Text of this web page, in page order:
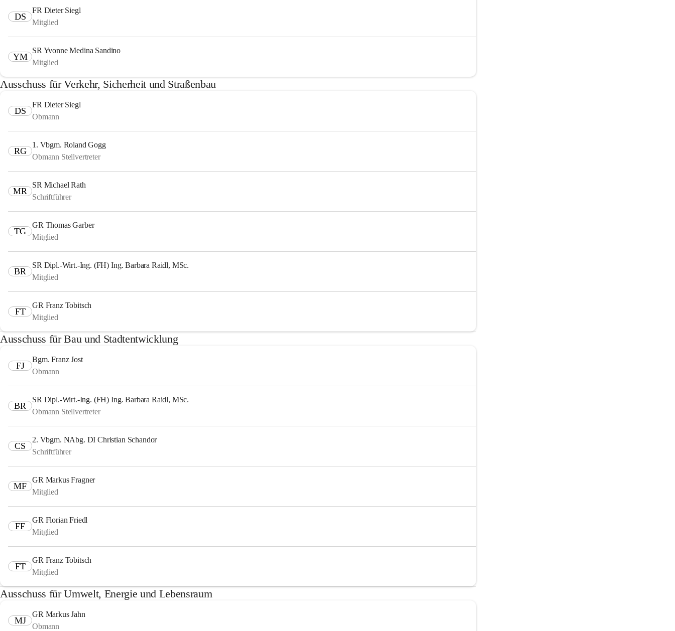
DS
FR Dieter Siegl
Mitglied
YM
SR Yvonne Medina Sandino
Mitglied
Ausschuss für Verkehr, Sicherheit und Straßenbau
DS
FR Dieter Siegl
Obmann
RG
1. Vbgm. Roland Gogg
Obmann Stellvertreter
MR
SR Michael Rath
Schriftführer
TG
GR Thomas Garber
Mitglied
BR
SR Dipl.-Wirt.-Ing. (FH) Ing. Barbara Raidl, MSc.
Mitglied
FT
GR Franz Tobitsch
Mitglied
Ausschuss für Bau und Stadtentwicklung
FJ
Bgm. Franz Jost
Obmann
BR
SR Dipl.-Wirt.-Ing. (FH) Ing. Barbara Raidl, MSc.
Obmann Stellvertreter
CS
2. Vbgm. NAbg. DI Christian Schandor
Schriftführer
MF
GR Markus Fragner
Mitglied
FF
GR Florian Friedl
Mitglied
FT
GR Franz Tobitsch
Mitglied
Ausschuss für Umwelt, Energie und Lebensraum
MJ
GR Markus Jahn
Obmann